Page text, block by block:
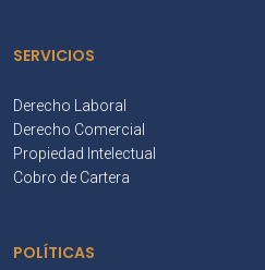
SERVICIOS
Derecho Laboral
Derecho Comercial
Propiedad Intelectual
Cobro de Cartera
POLÍTICAS